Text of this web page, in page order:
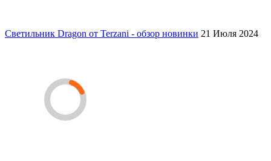
Светильник Dragon от Terzani - обзор новинки 21 Июля 2024